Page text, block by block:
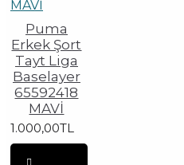
Puma
Erkek Şort
Tayt Liga
Baselayer
65592418
MAVİ
1.000,00TL